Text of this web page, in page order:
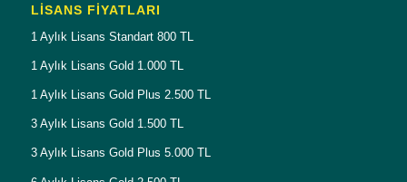
LISANS FIYATLARI
1 Aylık Lisans Standart 800 TL
1 Aylık Lisans Gold 1.000 TL
1 Aylık Lisans Gold Plus 2.500 TL
3 Aylık Lisans Gold 1.500 TL
3 Aylık Lisans Gold Plus 5.000 TL